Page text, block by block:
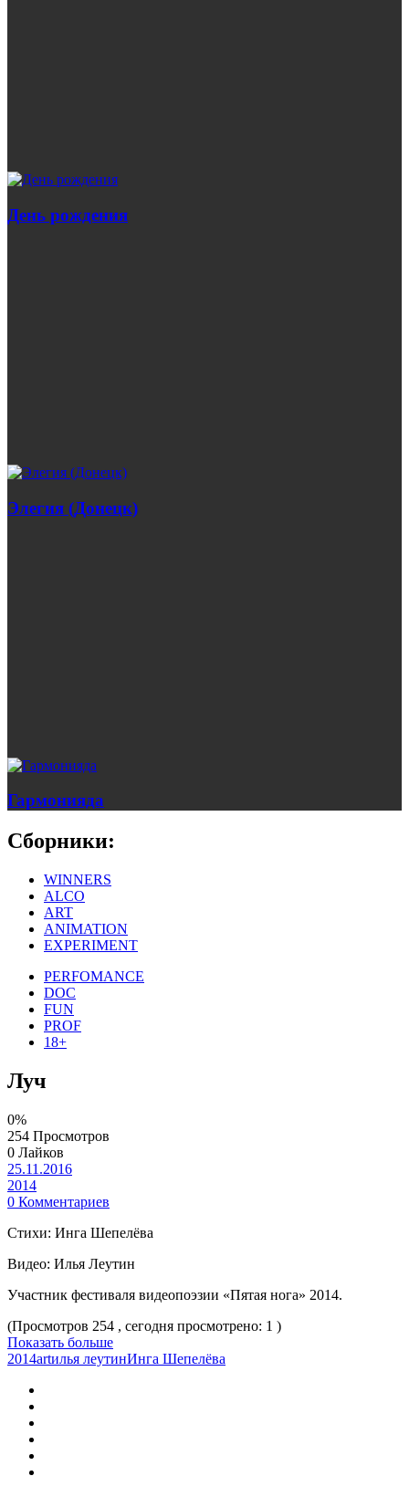
День рождения
Элегия (Донецк)
Гармонияда
Сборники:
WINNERS
ALCO
ART
ANIMATION
EXPERIMENT
PERFOMANCE
DOC
FUN
PROF
18+
Луч
0%
254 Просмотров
0 Лайков
25.11.2016
2014
0 Комментариев
Стихи: Инга Шепелёва
Видео: Илья Леутин
Участник фестиваля видеопоэзии «Пятая нога» 2014.
(Просмотров 254 , сегодня просмотрено: 1 )
Показать больше
2014artилья леутинИнга Шепелёва